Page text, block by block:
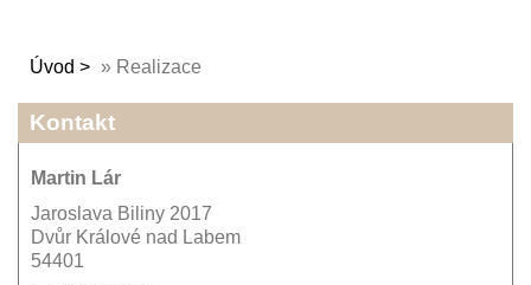
Úvod » Realizace
Kontakt
Martin Lár
Jaroslava Biliny 2017
Dvůr Králové nad Labem
54401